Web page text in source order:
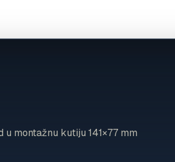
montažnu kutiju 141×77 mm